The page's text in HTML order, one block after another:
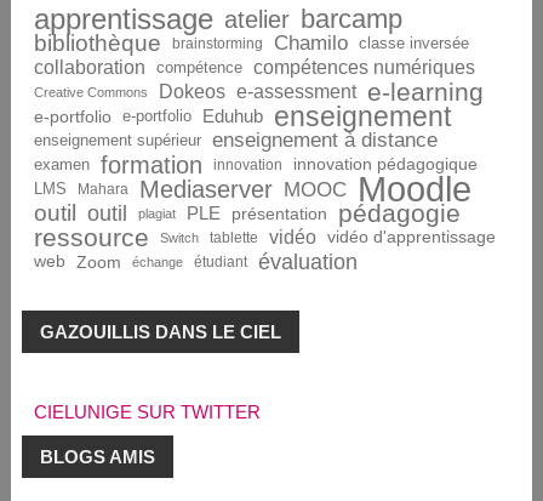
apprentissage atelier barcamp
bibliothèque brainstorming Chamilo classe inversée
collaboration compétence compétences numériques
Creative Commons Dokeos e-assessment e-learning
e-portfolio e-portfolio Eduhub enseignement
enseignement supérieur enseignement à distance
examen formation innovation innovation pédagogique
LMS Mahara Mediaserver MOOC Moodle
outil outil plagiat PLE présentation
pédagogie
ressource
Switch tablette vidéo
vidéo d'apprentissage
web
Zoom échange étudiant évaluation
GAZOUILLIS DANS LE CIEL
CIELUNIGE SUR TWITTER
BLOGS AMIS